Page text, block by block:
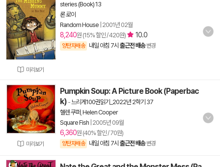
미리보기
steries (Book) 13
론 로이
Random House 2001년 02월
8,240원 (15% 할인 / 420원) 10.0
양탄자배송 내일 아침 7시 출근전 배송 변경
미리보기
Pumpkin Soup: A Picture Book (Paperbac
k) -느리게100권읽기_2022년 2학기 37
헬렌 쿠퍼 Helen Cooper
Square Fish 2005년 09월
6,360원 (40% 할인 / 70원)
양탄자배송 내일 아침 7시 출근전 배송 변경